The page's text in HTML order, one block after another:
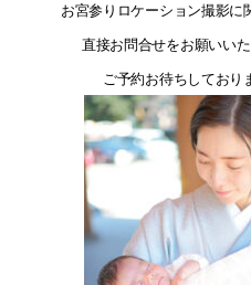
お宮参りロケーション撮影に
直接お問合せをお願いいた
ご予約お待ちしており